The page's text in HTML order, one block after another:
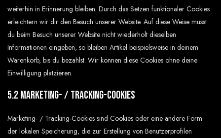
weiterhin in Erinnerung bleiben. Durch das Setzen funktionaler Cookies
erleichtern wir dir den Besuch unserer Website. Auf diese Weise musst
du beim Besuch unserer Website nicht wiederholt dieselben
Informationen eingeben, so bleiben Artikel beispielsweise in deinem
Warenkorb, bis du bezahlst. Wir können diese Cookies ohne deine
Einwilligung platzieren.
5.2 Marketing- / Tracking-Cookies
Marketing- / Tracking-Cookies sind Cookies oder eine andere Form
der lokalen Speicherung, die zur Erstellung von Benutzerprofilen